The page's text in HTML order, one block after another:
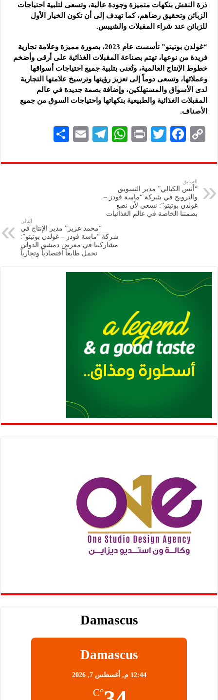
ذرة النفش بنكهات متميزة وجودة عالية، وتسعى لتلبية احتياجات
الزبائن وتحقيق رضاهم، كما تهدف إلى أن تكون الخيار الأول
للزبائن عند شراء المقبلات والشيبس.
“غولدن بوتيتو” تأسست عام 2023، بصورة مميزة وعلامة تجارية
فريدة من نوعها، تهتم بصناعة المقبلات الغذائية على أرقى وأضخم
خطوط الإنتاج العالمية، وتُعنى بتلبية جميع احتياجات أسواقها
وعملائها، وتسعى دوماً إلى تعزيز رؤيتها وترسيخ علامتها التجارية
لدى الأسواق والمستهلكين، وإضافة بصمة جديدة في عالم
المقبلات الغذائية والطبيعية بنكهاتها واحتياجات السوق من جميع
الأصناف.
C
p
y
Li
n
F
eb
k
T
tt
P
nt
W
at
A
p
Te
gr
E
ai
ar
السابق
“أنس الكيالي” مدير التسويق
والترويج في شركة “ماسة فودز –
غولدن بوتيتو”: نسعى لأن نضع
بصمتنا الخاصة في عالم الغذائيات
التالي
“محمد عزيز” مدير الإنتاج في
شركة “ماسة فودز – غولدن بوتيتو”:
مشاركتنا في معرض دمشق الدولي
تحمل طابعاً اقتصادياً وتجارياً
Damascus
Damascus
12:44 م, أغسطس 7, 2026
°C